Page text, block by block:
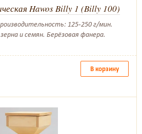
Hawos Billy 1 (Billy 100)
125-250 г/мин.
и семян. Берёзовая фанера.
В корзину